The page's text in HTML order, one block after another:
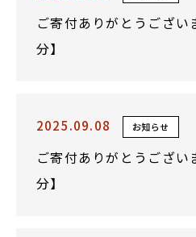
ご寄付ありがとうござい
分】
2025.09.08 お知らせ
ご寄付ありがとうござい
分】